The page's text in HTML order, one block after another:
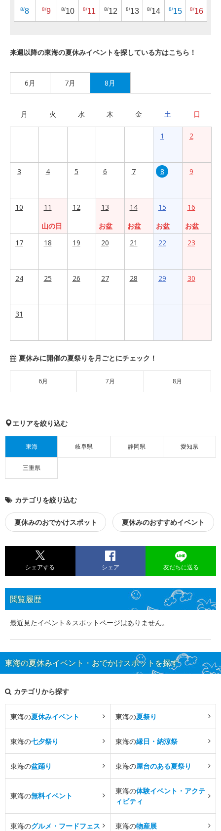
8/8 8/9 8/10 8/11 8/12 8/13 8/14 8/15 8/16
来週以降の東海の夏休みイベントを探している方はこちら！
6月 7月 8月
月 火 水 木 金 土 日
1 2
3 4 5 6 7 8 9
10
11
山の日
12
13
お盆
14
お盆
15
お盆
16
お盆
17
18 19 20 21 22 23
24 25 26 27 28 29 30
31
夏休みに開催の夏祭りを月ごとにチェック！
6月 7月 8月
エリアを絞り込む
東海 岐阜県 静岡県 愛知県
三重県
カテゴリを絞り込む
夏休みのおでかけスポット 夏休みのおすすめイベント
シェアする シェア 友だちに送る
閲覧履歴
最近見たイベント＆スポットページはありません。
東海の夏休みイベント・おでかけスポットを探す
カテゴリから探す
東海の夏休みイベント 東海の夏祭り
東海の七夕祭り 東海の縁日・納涼祭
東海の盆踊り 東海の屋台のある夏祭り
東海の無料イベント
東海の体験イベント・アクテ
ィビティ
東海のグルメ・フードフェス 東海の物産展